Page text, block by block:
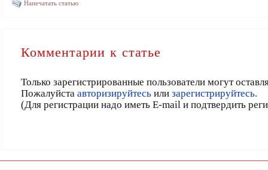
Напечатать статью
Комментарии к статье
Только зарегистрированные пользователи могут
Пожалуйста авторизируйтесьили зарегистрируйтесь.
(Для регистрации надо иметь E-mail и подтвердить